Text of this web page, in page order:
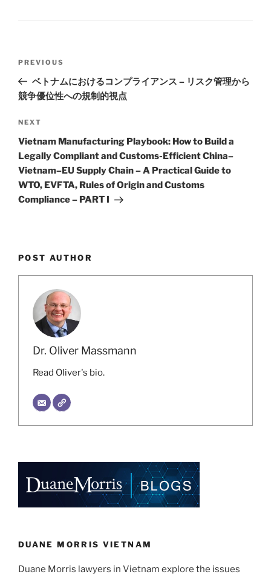
Previous
Post
PREVIOUS
ベトナムにおけるコンプライアンス – リスク管理から
競争優位性への規制的視点
Next
Post
NEXT
Vietnam Manufacturing Playbook: How to Build a
Legally Compliant and Customs-Efficient China–
Vietnam–EU Supply Chain – A Practical Guide to
WTO, EVFTA, Rules of Origin and Customs
Compliance – PART I
POST AUTHOR
Dr. Oliver Massmann
Read Oliver's bio.
DUANE MORRIS VIETNAM
Duane Morris lawyers in Vietnam explore the issues